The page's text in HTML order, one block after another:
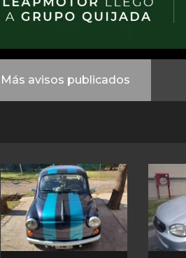
Más avisos publicados